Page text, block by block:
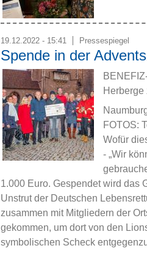
19.12.2022 - 15:41 Pressespiegel
Spende in der
Herberge
FOTOS:
Wofür
- „Wir
1.000 Euro. Gespendet wird das
Unstrut der Deutschen
zusammen mit Mitgliedern der
gekommen, um dort von den
symbolischen Scheck